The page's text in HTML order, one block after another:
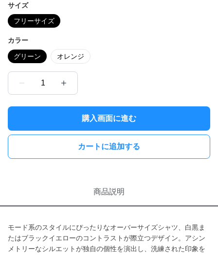
サイズ
フリーサイズ
カラー
グリーン オレンジ
1
購入画面に進む
カートに追加する
商品説明
モード系のスタイルにぴったりなオーバーサイズシャツ、白黒ま
たはブラックイエローのコントラストが際立つデザイン。アシン
メトリーなシルエットが独自の個性を演出し、洗練された印象を